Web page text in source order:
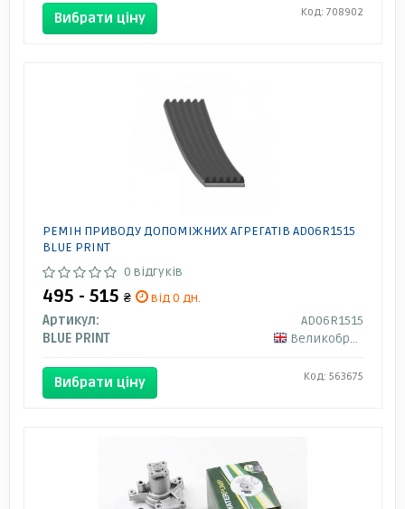
Вибрати ціну Код: 708902
РЕМІН ПРИВОДУ ДОПОМІЖНИХ АГРЕГАТІВ AD06R1515
BLUE PRINT
0 відгуків
495 - 515 ₴
від 0 дн.
Артикул:
AD06R1515
BLUE PRINT
Великобританія
Вибрати ціну Код: 563675